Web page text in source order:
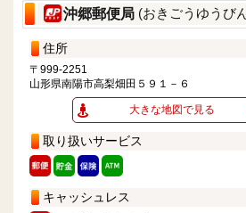
沖郷郵便局 (おきごうゆうび
住所
〒999-2251
山形県南陽市高梨畑田５９１－６
大きな地図で見る
取り扱いサービス
キャッシュレス